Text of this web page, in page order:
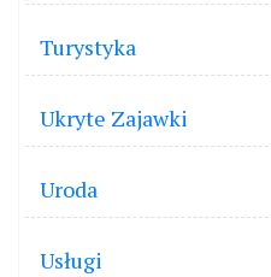
Turystyka
Ukryte Zajawki
Uroda
Usługi